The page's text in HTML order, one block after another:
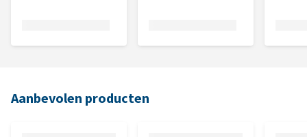
Aanbevolen producten